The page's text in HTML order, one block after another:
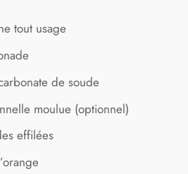
tout usage
de soude
moulue (optionnel)
effilées